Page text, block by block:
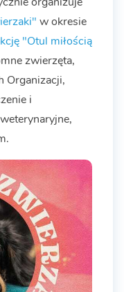
w okresie
"Otul miłością
zwierzęta,
Organizacji,
i